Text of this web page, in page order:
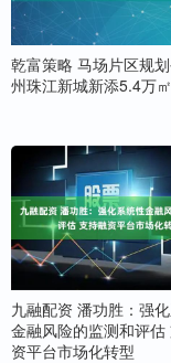
乾富策略 马场片区规
州珠江新城新添5.4万
九融配资 潘功胜：强
金融风险的监测和评估
资平台市场化转型